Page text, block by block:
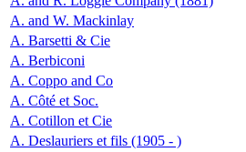
A. and W. Mackinlay
A. Barsetti & Cie
A. Berbiconi
A. Coppo and Co
A. Côté et Soc.
A. Cotillon et Cie
A. Deslauriers et fils (1905 - )